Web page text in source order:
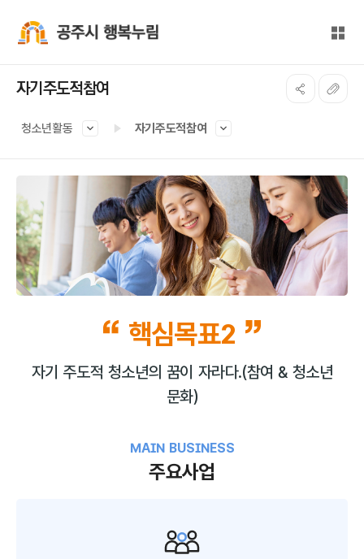
전체
자기주도적참여
청소년활동 자기주도적참여
핵심목표2
자기 주도적 청소년의 꿈이 자라다.(참여 & 청소년
문화)
MAIN BUSINESS
주요사업